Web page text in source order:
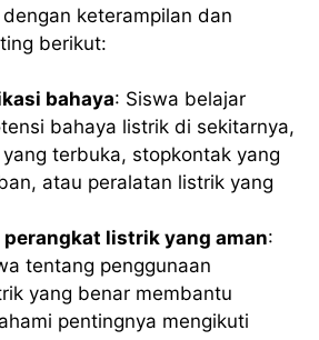
keterampilan dan
berikut:
bahaya: Siswa belajar
bahaya listrik di sekitarnya,
terbuka, stopkontak yang
atau peralatan listrik yang
perangkat listrik yang aman:
tentang penggunaan
yang benar membantu
pentingnya mengikuti